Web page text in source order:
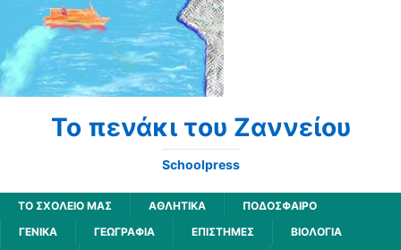
Το πενάκι του Ζαννείου
Schoolpress
ΤΟ ΣΧΟΛΕΙΟ ΜΑΣ ΑΘΛΗΤΙΚΆ
ΠΟΔΌΣΦΑΙΡΟ
ΓΕΝΙΚΆ
ΓΕΩΓΡΑΦΊΑ ΕΠΙΣΤΉΜΕΣ
ΒΙΟΛΟΓΊΑ